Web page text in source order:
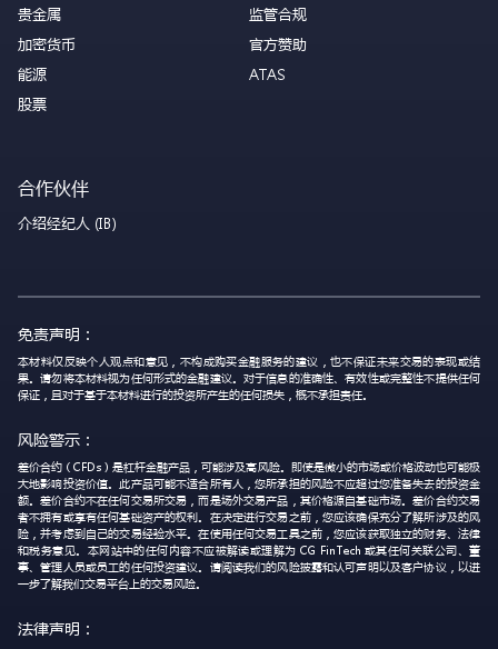
贵金属
加密货币
能源
股票
监管合规
官方赞助
ATAS
合作伙伴
介绍经纪人 (IB)
免责声明：
本材料仅反映个人观点和意见，不构成购买金融服务的建议，也不保证未来交易的表现或结
果。请勿将本材料视为任何形式的金融建议。对于信息的准确性、有效性或完整性不提供任何
保证，且对于基于本材料进行的投资所产生的任何损失，概不承担责任。
风险警示：
差价合约（CFDs）是杠杆金融产品，可能涉及高风险。即使是微小的市场或价格波动也可能极
大地影响投资价值。此产品可能不适合所有人，您所承担的风险不应超过您准备失去的投资金
额。差价合约不在任何交易所交易，而是场外交易产品，其价格源自基础市场。差价合约交易
者不拥有或享有任何基础资产的权利。在决定进行交易之前，您应该确保充分了解所涉及的风
险，并考虑到自己的交易经验水平。在使用任何交易工具之前，您应该获取独立的财务、法律
和税务意见。本网站中的任何内容不应被解读或理解为 CG FinTech 或其任何关联公司、董
事、管理人员或员工的任何投资建议。请阅读我们的风险披露和认可声明以及客户协议，以进
一步了解我们交易平台上的交易风险。
法律声明：